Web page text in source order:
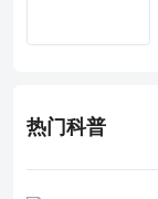
热门科普